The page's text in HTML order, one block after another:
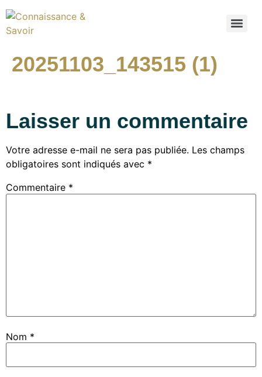
20251103_143515 (1)
Laisser un commentaire
Votre adresse e-mail ne sera pas publiée. Les champs
obligatoires sont indiqués avec *
Commentaire *
Nom *